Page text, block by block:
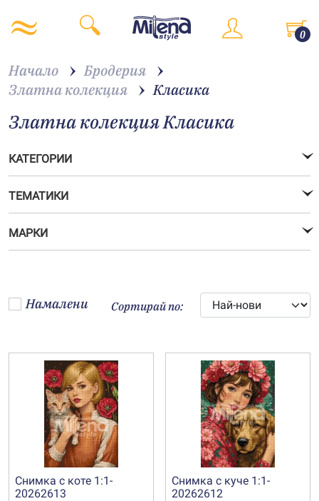
0
Начало
Бродерия
Златна колекция
Класика
Златна колекция Класика
КАТЕГОРИИ
ТЕМАТИКИ
МАРКИ
Намалени Сортирай по:
Снимка с коте 1:1-
20262613
Снимка с куче 1:1-
20262612